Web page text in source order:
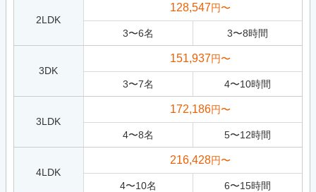
2LDK
128,547円〜
3〜6名 3〜8時間
3DK
151,937円〜
3〜7名 4〜10時間
3LDK
172,186円〜
4〜8名 5〜12時間
4LDK
216,428円〜
4〜10名 6〜15時間